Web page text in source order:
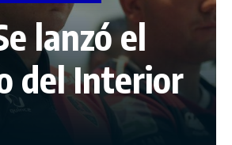
lanzó el
del Interior